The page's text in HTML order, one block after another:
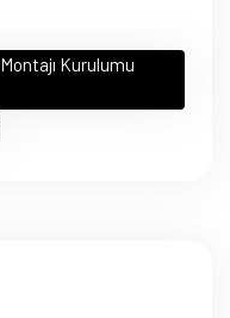
Kurulumu